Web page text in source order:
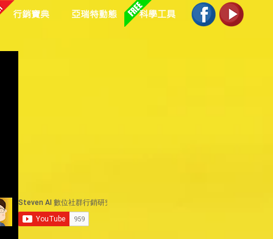
行銷寶典 亞瑞特動態 科學工具